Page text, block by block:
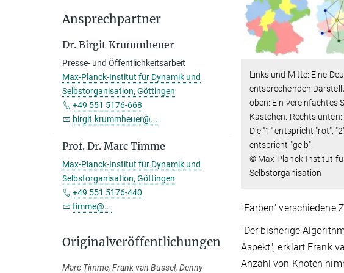
Links und Mitte: Eine
entsprechenden
oben: Ein vereinfachtes
Kästchen. Rechts
Die "1" entspricht "rot",
entspricht "gelb".
© Max-Planck-Institut
Selbstorganisation
"Farben" verschiedene
"Der bisherige
Aspekt", erklärt Frank
Anzahl von Knoten
Ansprechpartner
Dr. Birgit Krummheuer
Presse- und Öffentlichkeitsarbeit
Max-Planck-Institut für Dynamik und
Selbstorganisation, Göttingen
+49 551 5176-668
birgit.krummheuer@...
Prof. Dr. Marc Timme
Max-Planck-Institut für Dynamik und
Selbstorganisation, Göttingen
+49 551 5176-440
timme@...
Originalveröffentlichungen
Marc Timme, Frank van Bussel, Denny